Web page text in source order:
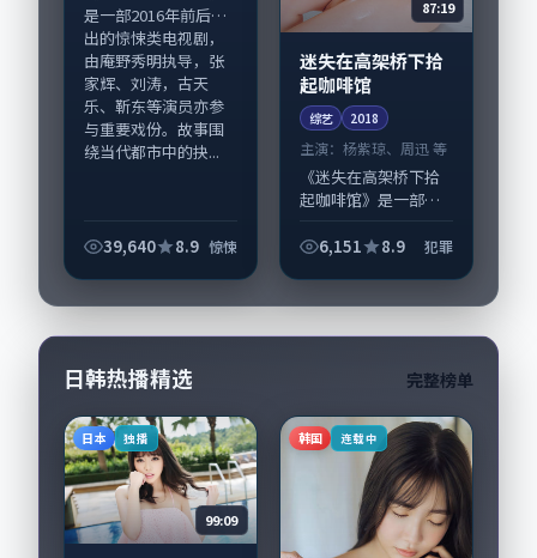
是一部2016年前后推
出的惊悚类电视剧，
由庵野秀明执导，张
家辉、刘涛，古天
乐、靳东等演员亦参
与重要戏份。故事围
绕当代都市中的抉...
39,640 8.9 惊悚
87:19
迷失在高架桥下拾
起咖啡馆
综艺 2018
主演：杨紫琼、周迅 等
《迷失在高架桥下拾
起咖啡馆》是一部
罪类综艺，由黑泽清
等演员亦参与重要戏
份。故事围绕当代都...
6,151 8.9 犯罪
日韩热播精选 完整榜单
日本 独播
99:09
韩国 连载中